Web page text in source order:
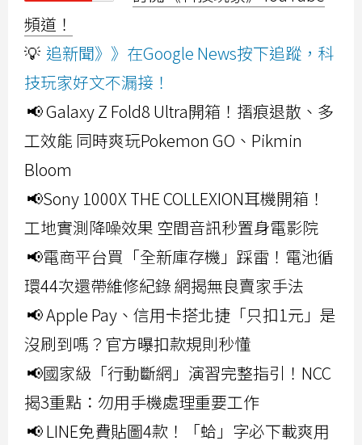
頻道！
💡 追新聞》》在Google News按下追蹤，科
技玩家好文不漏接！
📢 Galaxy Z Fold8 Ultra開箱！摺痕退散、多
工效能 同時爽玩Pokemon GO、Pikmin
Bloom
📢Sony 1000X THE COLLEXION耳機開箱！
工地實測降噪效果 空間音訊秒置身電影院
📢電商平台買「全新庫存機」踩雷！電池循
環44次還帶維修紀錄 網揭無良賣家手法
📢 Apple Pay、信用卡搭北捷「只扣1元」是
沒刷到嗎？官方曝扣款規則秒懂
📢國家級「行動斷網」演習完整指引！NCC
揭3重點：勿用手機處理重要工作
📢 LINE免費貼圖4款！「蛤」字必下載爽用